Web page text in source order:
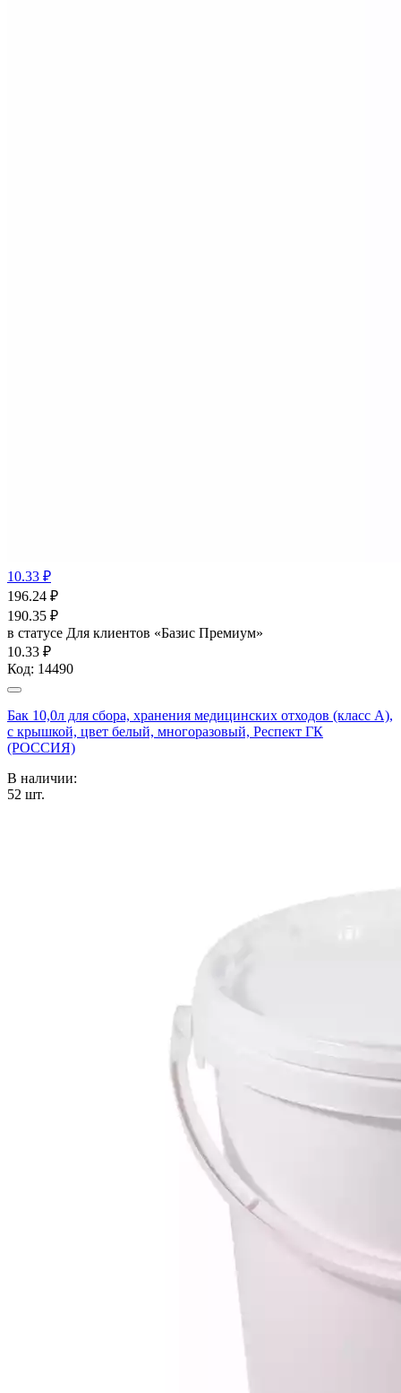
10.33 ₽
196.24 ₽
190.35 ₽
в статусе Для клиентов «Базис Премиум»
10.33 ₽
Код: 14490
Бак 10,0л для сбора, хранения медицинских отходов (класс А),
с крышкой, цвет белый, многоразовый, Респект ГК
(РОССИЯ)
В наличии:
52 шт.